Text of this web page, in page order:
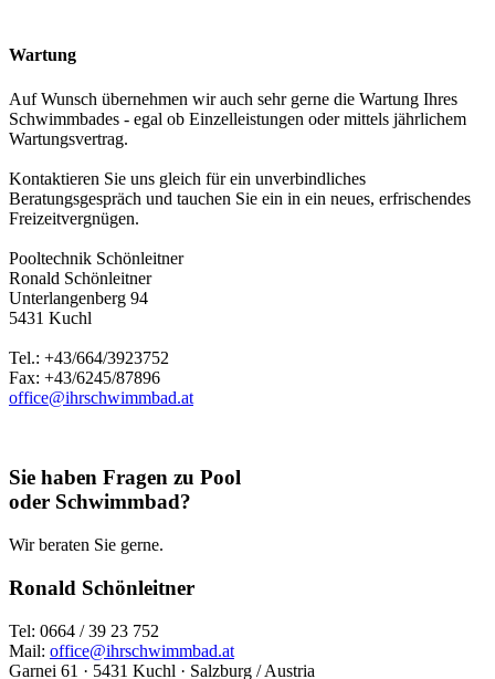
Wartung
Auf Wunsch übernehmen wir auch sehr gerne die Wartung Ihres
Schwimmbades - egal ob Einzelleistungen oder mittels jährlichem
Wartungsvertrag.
Kontaktieren Sie uns gleich für ein unverbindliches
Beratungsgespräch und tauchen Sie ein in ein neues, erfrischendes
Freizeitvergnügen.
Pooltechnik Schönleitner
Ronald Schönleitner
Unterlangenberg 94
5431 Kuchl
Tel.: +43/664/3923752
Fax: +43/6245/87896
office@ihrschwimmbad.at
Sie haben Fragen zu Pool
oder Schwimmbad?
Wir beraten Sie gerne.
Ronald Schönleitner
Tel: 0664 / 39 23 752
Mail: office@ihrschwimmbad.at
Garnei 61 · 5431 Kuchl · Salzburg / Austria